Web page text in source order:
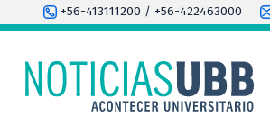
+56-413111200 / +56-422463000